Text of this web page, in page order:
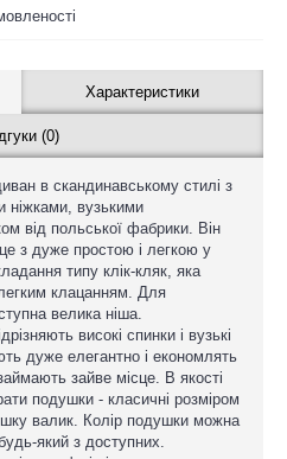
Характеристики
(0)
в скандинавському стилі з
ніжками, вузькими
від польської фабрики. Він
з дуже простою і легкою у
типу клік-кляк, яка
легким клацанням. Для
велика ніша.
високі спинки і вузькі
дуже елегантно і економлять
зайве місце. В якості
подушки - класичні розміром
валик. Колір подушки можна
який з доступних.